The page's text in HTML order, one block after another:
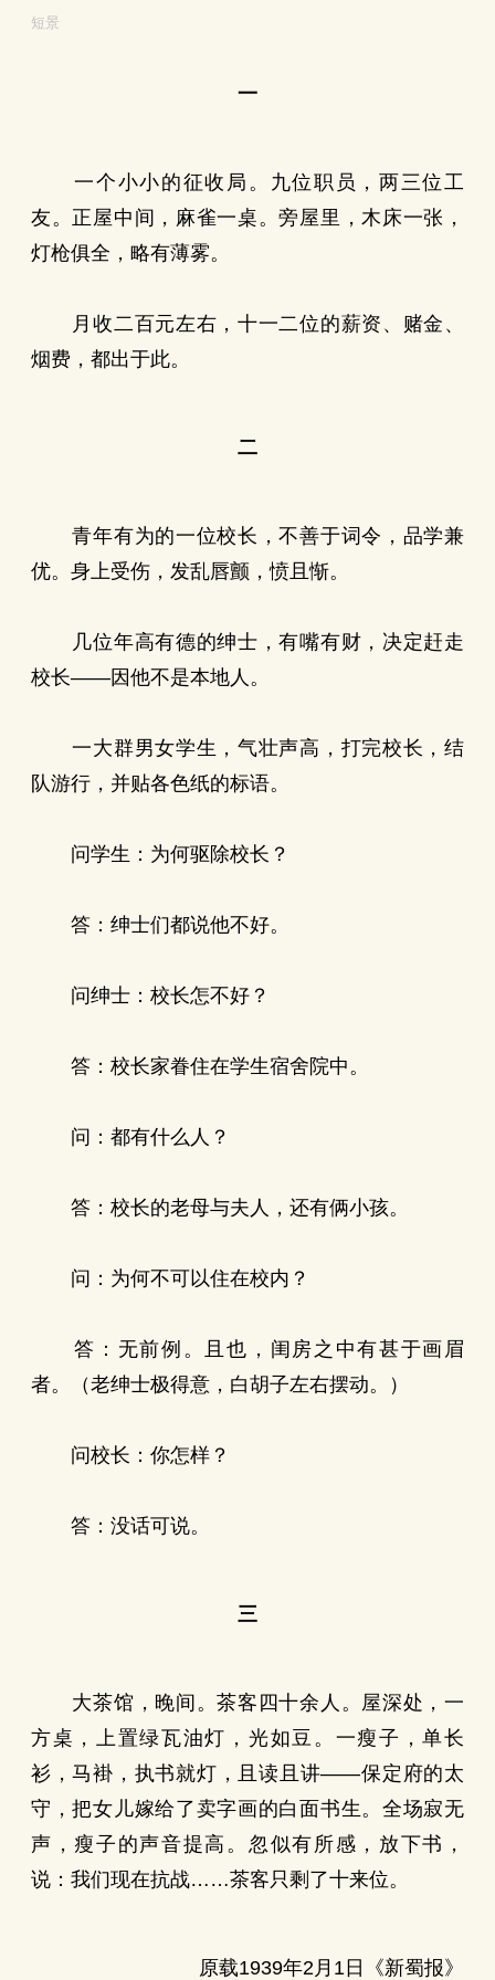
短景
一
一个小小的征收局。九位职员，两三位工
友。正屋中间，麻雀一桌。旁屋里，木床一张，
灯枪俱全，略有薄雾。
月收二百元左右，十一二位的薪资、赌金、
烟费，都出于此。
二
青年有为的一位校长，不善于词令，品学兼
优。身上受伤，发乱唇颤，愤且惭。
几位年高有德的绅士，有嘴有财，决定赶走
校长——因他不是本地人。
一大群男女学生，气壮声高，打完校长，结
队游行，并贴各色纸的标语。
问学生：为何驱除校长？
答：绅士们都说他不好。
问绅士：校长怎不好？
答：校长家眷住在学生宿舍院中。
问：都有什么人？
答：校长的老母与夫人，还有俩小孩。
问：为何不可以住在校内？
答：无前例。且也，闺房之中有甚于画眉
者。（老绅士极得意，白胡子左右摆动。）
问校长：你怎样？
答：没话可说。
三
大茶馆，晚间。茶客四十余人。屋深处，一
方桌，上置绿瓦油灯，光如豆。一瘦子，单长
衫，马褂，执书就灯，且读且讲——保定府的太
守，把女儿嫁给了卖字画的白面书生。全场寂无
声，瘦子的声音提高。忽似有所感，放下书，
说：我们现在抗战……茶客只剩了十来位。
原载1939年2月1日《新蜀报》